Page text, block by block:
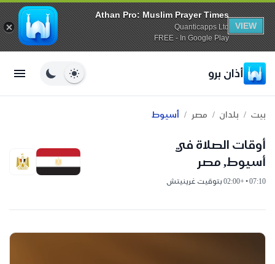
Athan Pro: Muslim Prayer Times
Quanticapps Ltd
FREE - In Google Play
VIEW
أذان برو
بيت / بلدان / مصر / أسيوط
أوقات الصلاة في
أسيوط, مصر
07:10 • +02:00 بتوقيت غرينيتش